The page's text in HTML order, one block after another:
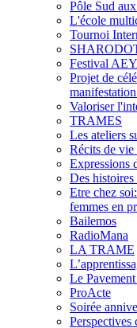
Pôle Sud
L'école
Tournoi
Festival
Projet de
Valoriser
TRAMES
Les ateliers
Récits de vie
Expressions
Des
Etre chez
femmes en
Bailemos
RadioMana
LA TRAME
Le
ProActe
Soirée
Perspectives